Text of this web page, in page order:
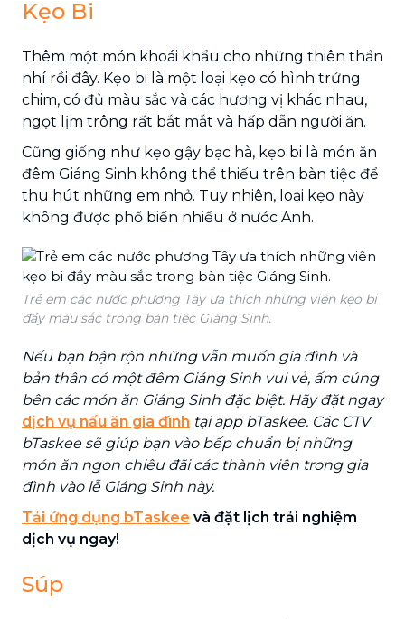
Kẹo Bi
Thêm một món khoái khẩu cho những thiên thần
nhí rồi đây. Kẹo bi là một loại kẹo có hình trứng
chim, có đủ màu sắc và các hương vị khác nhau,
ngọt lịm trông rất bắt mắt và hấp dẫn người ăn.
Cũng giống như kẹo gậy bạc hà, kẹo bi là món ăn
đêm Giáng Sinh không thể thiếu trên bàn tiệc để
thu hút những em nhỏ. Tuy nhiên, loại kẹo này
không được phổ biến nhiều ở nước Anh.
Trẻ em các nước phương Tây ưa thích những viên kẹo bi
đầy màu sắc trong bàn tiệc Giáng Sinh.
Nếu bạn bận rộn những vẫn muốn gia đình và
bản thân có một đêm Giáng Sinh vui vẻ, ấm cúng
bên các món ăn Giáng Sinh đặc biệt. Hãy đặt ngay
dịch vụ nấu ăn gia đình tại app bTaskee. Các CTV
bTaskee sẽ giúp bạn vào bếp chuẩn bị những
món ăn ngon chiêu đãi các thành viên trong gia
đình vào lễ Giáng Sinh này.
Tải ứng dụng bTaskee và đặt lịch trải nghiệm
dịch vụ ngay!
Súp